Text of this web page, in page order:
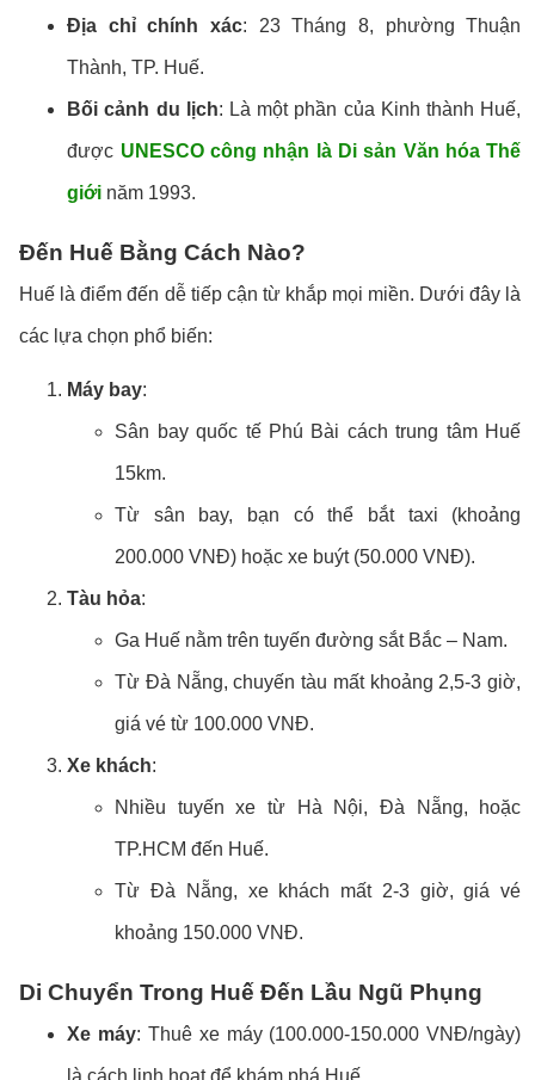
Địa chỉ chính xác: 23 Tháng 8, phường Thuận
Thành, TP. Huế.
Bối cảnh du lịch: Là một phần của Kinh thành Huế,
được UNESCO công nhận là Di sản Văn hóa Thế
giới năm 1993.
Đến Huế Bằng Cách Nào?
Huế là điểm đến dễ tiếp cận từ khắp mọi miền. Dưới đây là
các lựa chọn phổ biến:
Máy bay:
Sân bay quốc tế Phú Bài cách trung tâm Huế
15km.
Từ sân bay, bạn có thể bắt taxi (khoảng
200.000 VNĐ) hoặc xe buýt (50.000 VNĐ).
Tàu hỏa:
Ga Huế nằm trên tuyến đường sắt Bắc – Nam.
Từ Đà Nẵng, chuyến tàu mất khoảng 2,5-3 giờ,
giá vé từ 100.000 VNĐ.
Xe khách:
Nhiều tuyến xe từ Hà Nội, Đà Nẵng, hoặc
TP.HCM đến Huế.
Từ Đà Nẵng, xe khách mất 2-3 giờ, giá vé
khoảng 150.000 VNĐ.
Di Chuyển Trong Huế Đến Lầu Ngũ Phụng
Xe máy: Thuê xe máy (100.000-150.000 VNĐ/ngày)
là cách linh hoạt để khám phá Huế.